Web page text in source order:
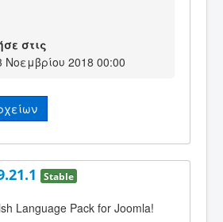
στις
2018 00:00
Stable
Language Pack for Joomla!